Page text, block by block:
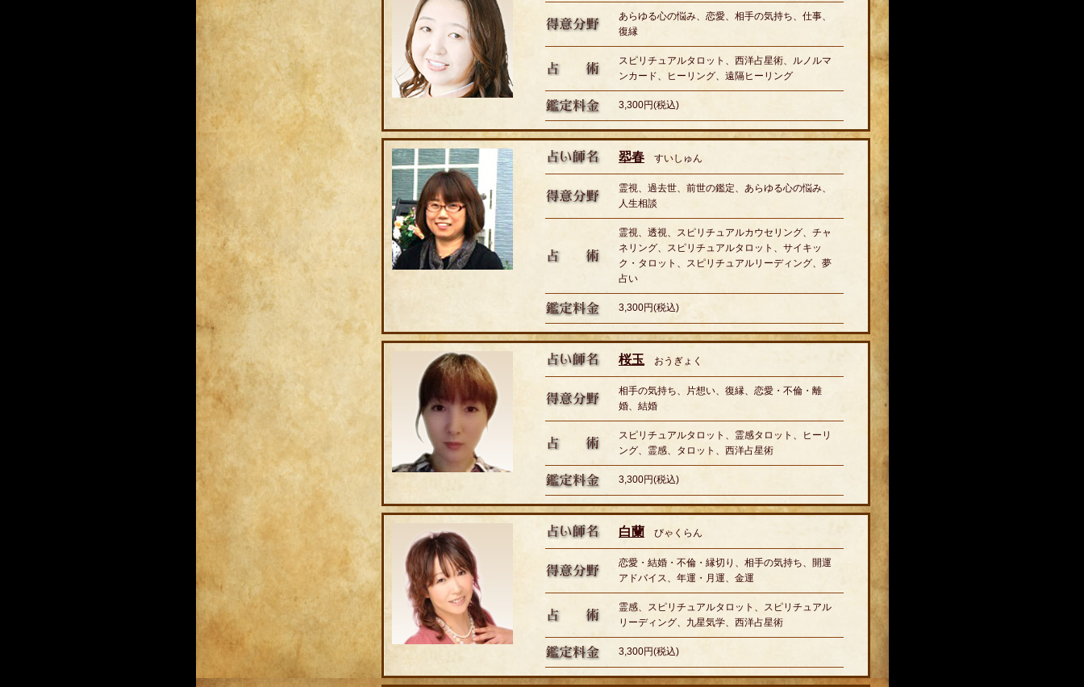
あらゆる心の悩み、恋愛、相手の気持ち、仕事、
復縁
スピリチュアルタロット、西洋占星術、ルノルマ
ンカード、ヒーリング、遠隔ヒーリング
3,300円(税込)
翆春 すいしゅん
霊視、過去世、前世の鑑定、あらゆる心の悩み、
人生相談
霊視、透視、スピリチュアルカウセリング、チャ
ネリング、スピリチュアルタロット、サイキッ
ク・タロット、スピリチュアルリーディング、夢
占い
3,300円(税込)
桜玉 おうぎょく
相手の気持ち、片想い、復縁、恋愛・不倫・離
婚、結婚
スピリチュアルタロット、霊感タロット、ヒーリ
ング、霊感、タロット、西洋占星術
3,300円(税込)
白蘭 びゃくらん
恋愛・結婚・不倫・縁切り、相手の気持ち、開運
アドバイス、年運・月運、金運
霊感、スピリチュアルタロット、スピリチュアル
リーディング、九星気学、西洋占星術
3,300円(税込)